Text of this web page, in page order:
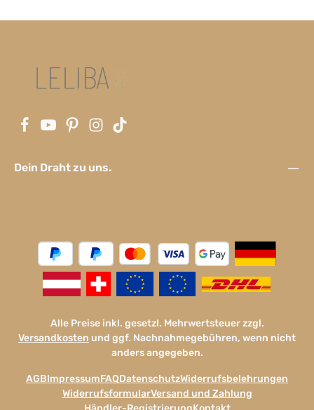
Dein Draht zu uns.
Alle Preise inkl. gesetzl. Mehrwertsteuer zzgl.
Versandkosten und ggf. Nachnahmegebühren, wenn nicht
anders angegeben.
AGBImpressumFAQDatenschutzWiderrufsbelehrungen
WiderrufsformularVersand und Zahlung